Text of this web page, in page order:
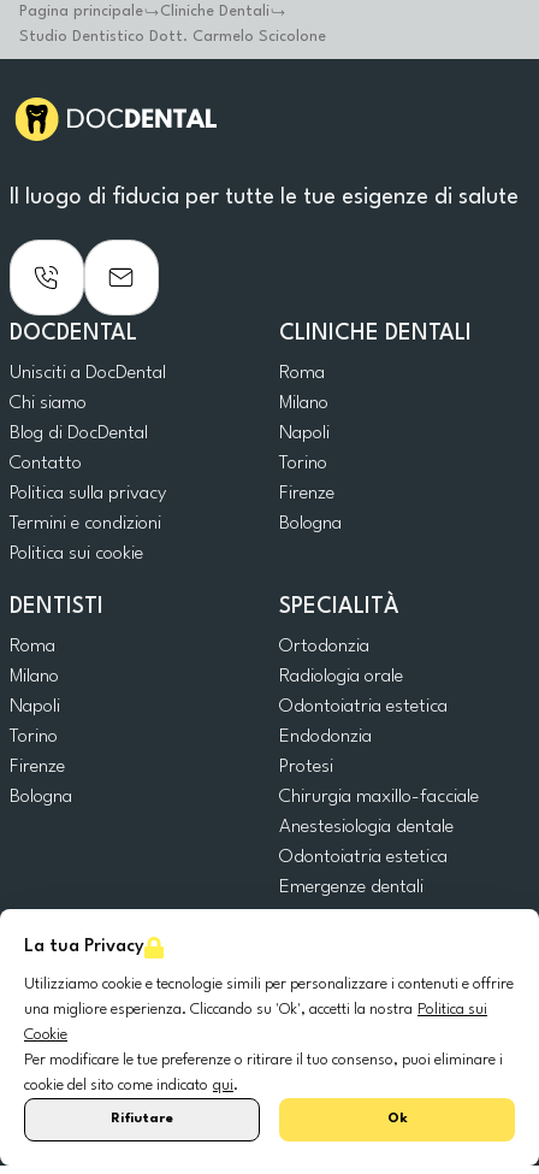
La tua Privacy
Utilizziamo cookie e tecnologie simili per personalizzare i contenuti e offrire
una migliore esperienza. Cliccando su 'Ok', accetti la nostra Politica sui
Cookie
Per modificare le tue preferenze o ritirare il tuo consenso, puoi eliminare i
cookie del sito come indicato qui.
Rifiutare Ok
Pagina principale
Cliniche Dentali
Studio Dentistico Dott. Carmelo Scicolone
Il luogo di fiducia per tutte le tue esigenze di salute
DOCDENTAL
Unisciti a DocDental
Chi siamo
Blog di DocDental
Contatto
Politica sulla privacy
Termini e condizioni
Politica sui cookie
CLINICHE DENTALI
Roma
Milano
Napoli
Torino
Firenze
Bologna
DENTISTI
Roma
Milano
Napoli
Torino
Firenze
Bologna
SPECIALITÀ
Ortodonzia
Radiologia orale
Odontoiatria estetica
Endodonzia
Protesi
Chirurgia maxillo-facciale
Anestesiologia dentale
Odontoiatria estetica
Emergenze dentali
Chirurgia orale
Implantologia dentale
© 2025 DocDental. Tutti i diritti riservati.
United
España Polska